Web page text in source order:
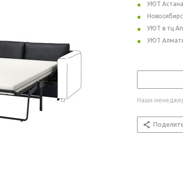
УЮТ Астана
УЮТ в тц
УЮТ
Наши